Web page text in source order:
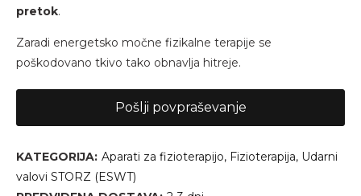
pretok.
Zaradi energetsko močne fizikalne terapije se
poškodovano tkivo tako obnavlja hitreje.
Pošlji povpraševanje
KATEGORIJA: Aparati za fizioterapijo, Fizioterapija, Udarni
valovi STORZ (ESWT)